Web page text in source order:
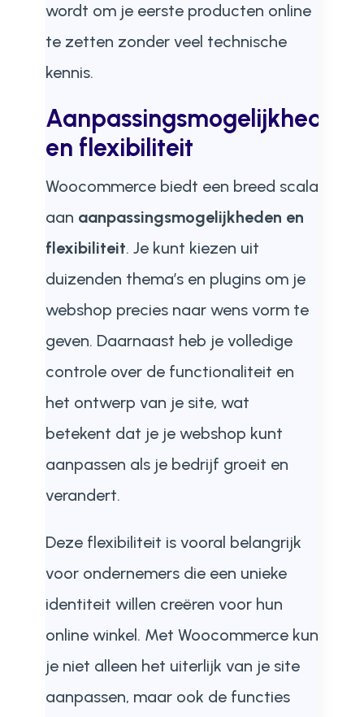
wordt om je eerste producten online
te zetten zonder veel technische
kennis.
Aanpassingsmogelijkheden
en flexibiliteit
Woocommerce biedt een breed scala
aan aanpassingsmogelijkheden en
flexibiliteit. Je kunt kiezen uit
duizenden thema’s en plugins om je
webshop precies naar wens vorm te
geven. Daarnaast heb je volledige
controle over de functionaliteit en
het ontwerp van je site, wat
betekent dat je je webshop kunt
aanpassen als je bedrijf groeit en
verandert.
Deze flexibiliteit is vooral belangrijk
voor ondernemers die een unieke
identiteit willen creëren voor hun
online winkel. Met Woocommerce kun
je niet alleen het uiterlijk van je site
aanpassen, maar ook de functies